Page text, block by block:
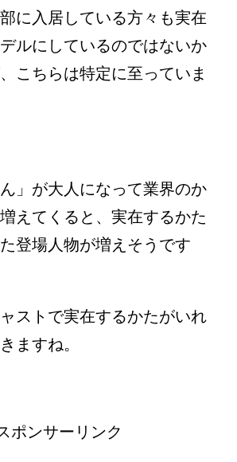
に入居している方々も実在
ルにしているのではないか
こちらは特定に至っていま
ん」が大人になって業界のか
えてくると、実在するかた
登場人物が増えそうです
ストで実在するかたがいれ
ますね。
ポンサーリンク